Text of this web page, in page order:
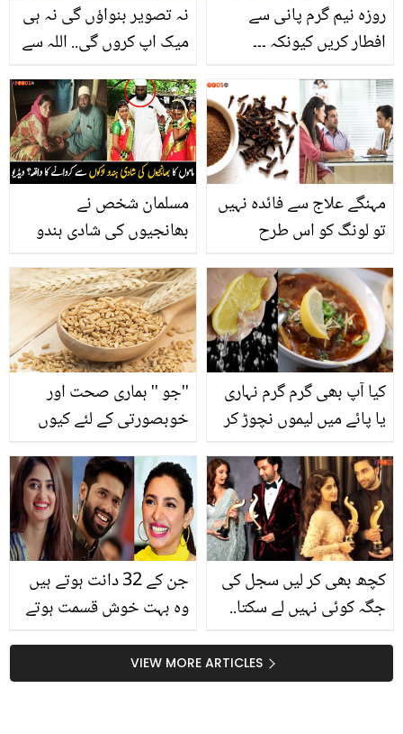
نہ تصویر بنواؤں گی نہ ہی
میک اپ کروں گی.. اللہ سے
عائشہ عمر نے بھی سوشل
میڈیا چھوڑ دیا؟
روزہ نیم گرم پانی سے
افطار کریں کیونکہ ۔۔۔
روزہ افطار کرنے کے بہترین
فوائد
مسلمان شخص نے
بھانجیوں کی شادی ہندو
بھائی پٹھان کون ہے، شادی
پر اس نے بھانجیوں کے
ساتھ کیسا سلوک کیا جسے
دیکھ کر سب جذباتی ہو
گئے؟ دیکھیں
مہنگے علاج سے فائدہ نہیں
تو لونگ کو اس طرح
کے لئے ڈاکٹر کا اہم مشورہ
''جو '' ہماری صحت اور
خوبصورتی کے لئے کیوں
لاتعداد فوائد
کیا آپ بھی گرم گرم نہاری
یا پائے میں لیموں نچوڑ کر
گرم کھانوں میں لیموں
کیوں شامل نہیں کرنا
چاہیے
جن کے 32 دانت ہوتے ہیں
وہ بہت خوش قسمت ہوتے
دانتوں کی تعداد سے متعلق
شخصیت کے دلچسپ راز
کچھ بھی کر لیں سجل کی
جگہ کوئی نہیں لے سکتا..
کے ساتھ دیکھ کر مداحوں
کے دل کیوں ٹوٹ گئے؟
VIEW MORE ARTICLES